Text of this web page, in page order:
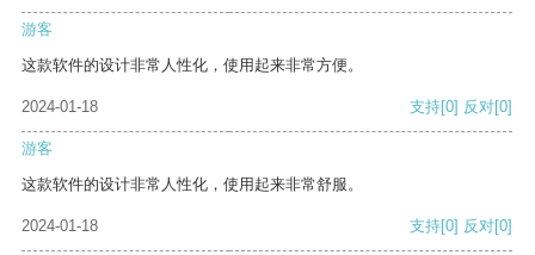
游客
这款软件的设计非常人性化，使用起来非常方便。
2024-01-18 支持[0] 反对[0]
游客
这款软件的设计非常人性化，使用起来非常舒服。
2024-01-18 支持[0] 反对[0]